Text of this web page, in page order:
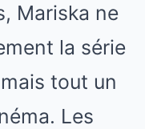
Mariska ne
la série
tout un
Les